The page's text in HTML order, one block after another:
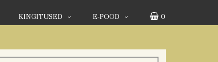
KINGITUSED E-POOD 0